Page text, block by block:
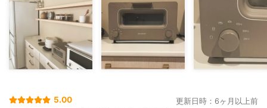
5.00 更新日時：6ヶ月以上前